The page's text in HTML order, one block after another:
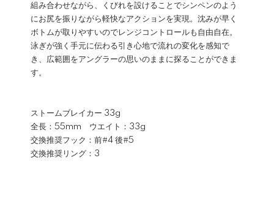
組み合わせながら、くびれを設けることでシンペンのよう
にお尻を振りながら軽快なアクションを実現。沈みが早く
ボトムが取りやすいのでレンジコントロールも自由自在。
泳ぎが強く手元に伝わる引き心地で流れの変化を感知で
き、広範囲をアングラーの思いのままに探ることができま
す。
ストームブレイカー 33g
全長：55mm ウエイト：33g
交換推奨フック：前#4 後#5
交換推奨リング：3